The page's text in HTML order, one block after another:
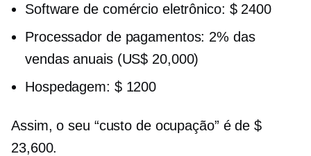
Software de comércio eletrônico: $ 2400
Processador de pagamentos: 2% das
vendas anuais (US$ 20,000)
Hospedagem: $ 1200
Assim, o seu “custo de ocupação” é de $
23,600.